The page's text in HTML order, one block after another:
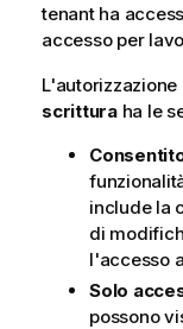
tenant ha
accesso per
L'autorizzazione
scritturaha le
include la
di
l'accesso a
Solo
possono